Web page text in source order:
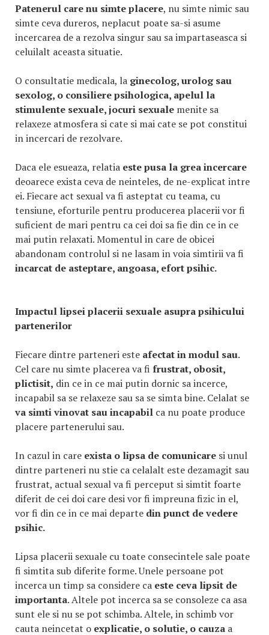
Patenerul care nu simte placere, nu simte nimic sau
simte ceva dureros, neplacut poate sa-si asume
incercarea de a rezolva singur sau sa impartaseasca si
celuilalt aceasta situatie.
O consultatie medicala, la ginecolog, urolog sau
sexolog, o consiliere psihologica, apelul la
stimulente sexuale, jocuri sexuale menite sa
relaxeze atmosfera si cate si mai cate se pot constitui
in incercari de rezolvare.
Daca ele esueaza, relatia este pusa la grea incercare
deoarece exista ceva de neinteles, de ne-explicat intre
ei. Fiecare act sexual va fi asteptat cu teama, cu
tensiune, eforturile pentru producerea placerii vor fi
suficient de mari pentru ca cei doi sa fie din ce in ce
mai putin relaxati. Momentul in care de obicei
abandonam controlul si ne lasam in voia simtirii va fi
incarcat de asteptare, angoasa, efort psihic.
Impactul lipsei placerii sexuale asupra psihicului
partenerilor
Fiecare dintre parteneri este afectat in modul sau.
Cel care nu simte placerea va fi frustrat, obosit,
plictisit, din ce in ce mai putin dornic sa incerce,
incapabil sa se relaxeze sau sa se simta bine. Celalat se
va simti vinovat sau incapabil ca nu poate produce
placere partenerului sau.
In cazul in care exista o lipsa de comunicare si unul
dintre parteneri nu stie ca celalalt este dezamagit sau
frustrat, actual sexual va fi perceput si simtit foarte
diferit de cei doi care desi vor fi impreuna fizic in el,
vor fi din ce in ce mai departe din punct de vedere
psihic.
Lipsa placerii sexuale cu toate consecintele sale poate
fi simtita sub diferite forme. Unele persoane pot
incerca un timp sa considere ca este ceva lipsit de
importanta. Altele pot incerca sa se consoleze ca asa
sunt ele si nu se pot schimba. Altele, in schimb vor
cauta neincetat o explicatie, o solutie, o cauza a